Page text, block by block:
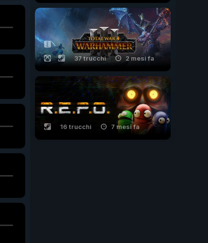
37 trucchi 2 mesi fa
16 trucchi 7 mesi fa